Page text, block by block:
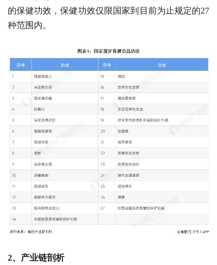
的保健功效，保健功效仅限国家到目前为止规定的27
种范围内。
2、产业链剖析